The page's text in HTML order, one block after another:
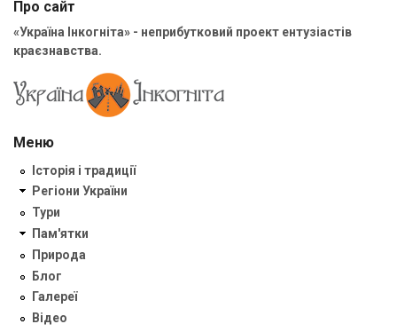
Про сайт
«Україна Інкогніта» - неприбутковий проект ентузіастів
краєзнавства.
Меню
Історія і традиції
Регіони України
Тури
Пам'ятки
Природа
Блог
Галереї
Відео